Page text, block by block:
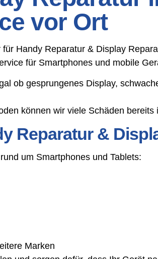
vor Ort
Handy Reparatur & Display
für Smartphones und mobile
ob gesprungenes Display,
können wir viele Schäden
Reparatur &
um Smartphones und Tablets:
Marken